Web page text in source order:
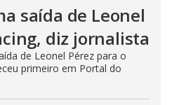
saída de Leonel
diz jornalista
de Leonel Pérez para o
primeiro em Portal do